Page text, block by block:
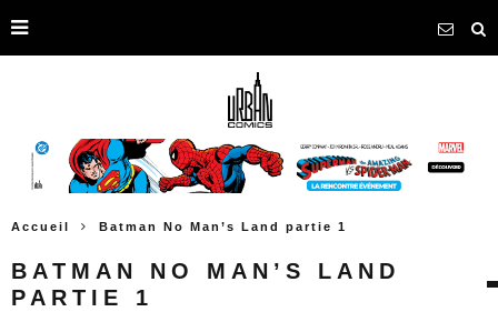
Accueil Batman No Man’s Land partie 1
BATMAN NO MAN’S LAND
PARTIE 1